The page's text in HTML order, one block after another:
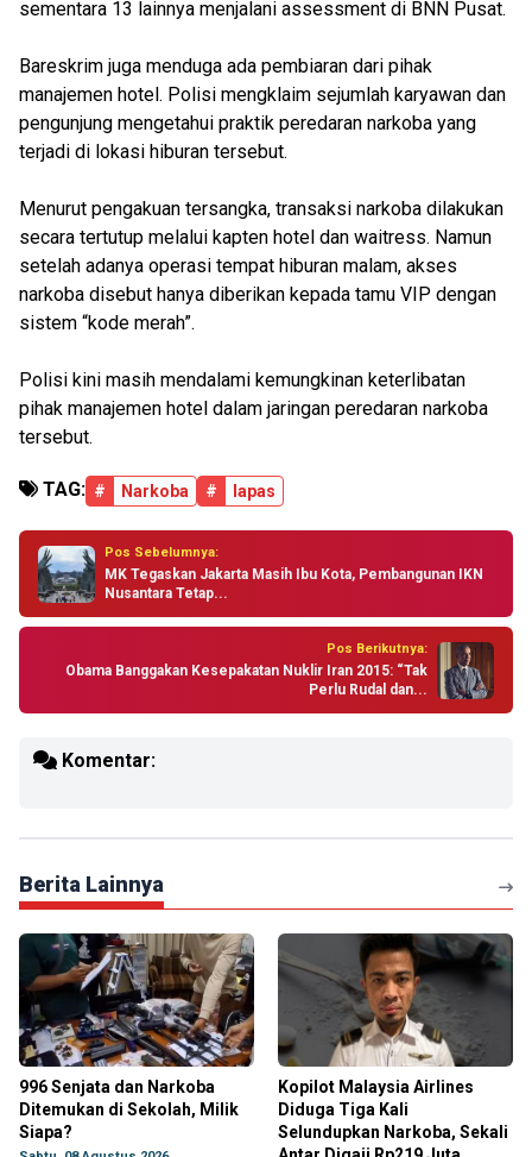
sementara 13 lainnya menjalani assessment di BNN Pusat.
Bareskrim juga menduga ada pembiaran dari pihak
manajemen hotel. Polisi mengklaim sejumlah karyawan dan
pengunjung mengetahui praktik peredaran narkoba yang
terjadi di lokasi hiburan tersebut.
Menurut pengakuan tersangka, transaksi narkoba dilakukan
secara tertutup melalui kapten hotel dan waitress. Namun
setelah adanya operasi tempat hiburan malam, akses
narkoba disebut hanya diberikan kepada tamu VIP dengan
sistem “kode merah”.
Polisi kini masih mendalami kemungkinan keterlibatan
pihak manajemen hotel dalam jaringan peredaran narkoba
tersebut.
TAG: # Narkoba # lapas
Pos Sebelumnya:
MK Tegaskan Jakarta Masih Ibu Kota, Pembangunan IKN
Nusantara Tetap...
Pos Berikutnya:
Obama Banggakan Kesepakatan Nuklir Iran 2015: “Tak
Perlu Rudal dan...
Komentar:
Berita Lainnya
996 Senjata dan Narkoba
Ditemukan di Sekolah, Milik
Siapa?
Kopilot Malaysia Airlines
Diduga Tiga Kali
Selundupkan Narkoba, Sekali